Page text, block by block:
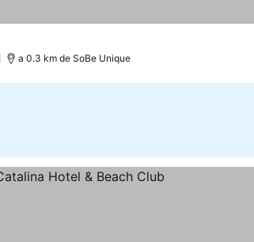
a 0.3 km de SoBe Unique